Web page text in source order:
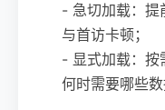
- 急切加载：提
与首访卡顿；
- 显式加载：按
何时需要哪些数